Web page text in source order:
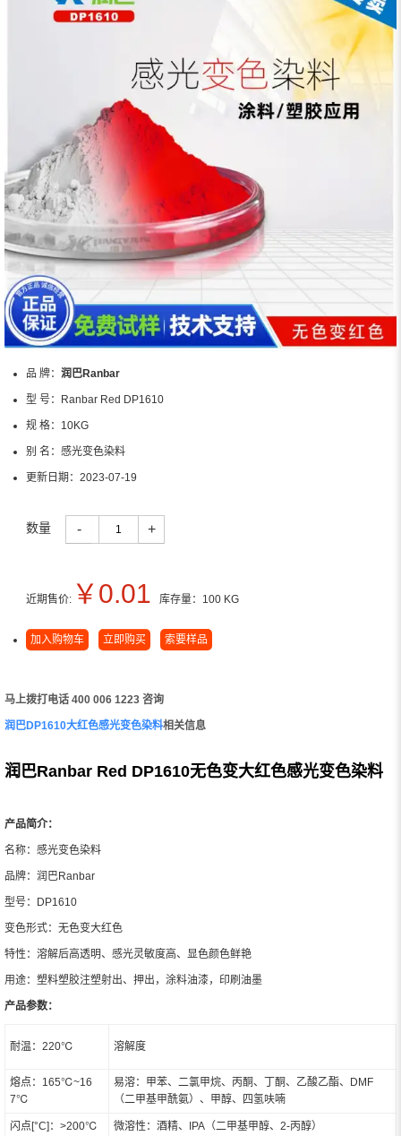
品 牌： 润巴Ranbar
型 号： Ranbar Red DP1610
规 格： 10KG
别 名： 感光变色染料
更新日期： 2023-07-19
数量 - +
近期售价: ￥0.01 库存量： 100 KG
加入购物车 立即购买 索要样品
马上拨打电话 400 006 1223 咨询
润巴DP1610大红色感光变色染料相关信息
润巴Ranbar Red DP1610无色变大红色感光变色染料
产品简介：
名称：感光变色染料
品牌：润巴Ranbar
型号：DP1610
变色形式：无色变大红色
特性：溶解后高透明、感光灵敏度高、显色颜色鲜艳
用途：塑料塑胶注塑射出、押出，涂料油漆，印刷油墨
产品参数：
耐温：220℃ 溶解度
熔点：165℃~16
7℃
易溶：甲苯、二氯甲烷、丙酮、丁酮、乙酸乙酯、DMF
（二甲基甲酰氨）、甲醇、四氢呋喃
闪点[°C]：>200℃ 微溶性：酒精、IPA（二甲基甲醇、2-丙醇）